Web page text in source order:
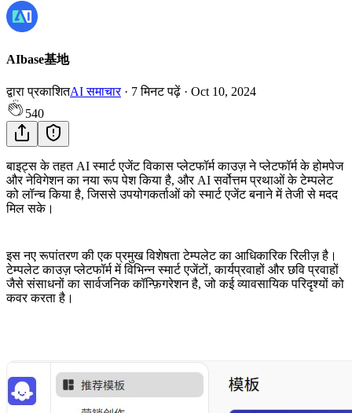
AIbase基地
द्वारा प्रकाशितAI समाचार· 7 मिनट पढ़ें · Oct 10, 2024
540
बाइट्स के तहत AI स्मार्ट एजेंट विकास प्लेटफॉर्म काउज़ ने प्लेटफॉर्म के होमपेज
और नेविगेशन का नया रूप पेश किया है, और AI सर्वोत्तम प्रथाओं के टेम्पलेट
को लॉन्च किया है, जिससे उपयोगकर्ताओं को स्मार्ट एजेंट बनाने में तेजी से मदद
मिल सके।
इस नए रूपांतरण की एक प्रमुख विशेषता टेम्पलेट का आधिकारिक रिलीज़ है।
टेम्पलेट काउज़ प्लेटफॉर्म में विभिन्न स्मार्ट एजेंटों, कार्यप्रवाहों और छवि प्रवाहों
जैसे संसाधनों का सार्वजनिक कॉन्फ़िगरेशन है, जो कई व्यावसायिक परिदृश्यों को
कवर करता है।